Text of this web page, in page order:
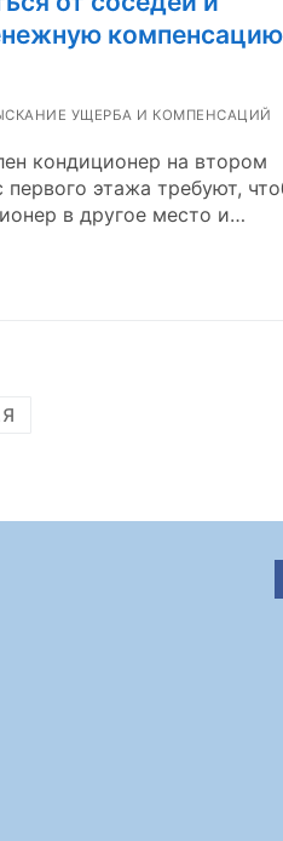
УЩЕРБА И КОМПЕНСАЦИЙ
кондиционер на втором
этажа требуют,
в другое место и…